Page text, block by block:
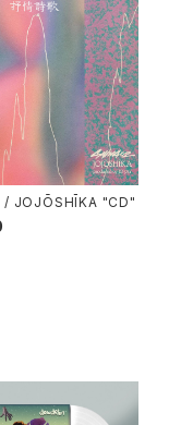
/ JOJŌSHĪKA "CD"